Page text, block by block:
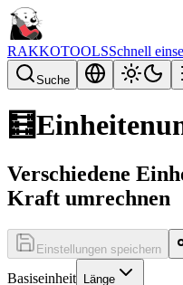
RAKKOTOOLSSchnell
Suche
🧮
Verschiedene
Kraft umrechnen
Einstellungen speichern
Basiseinheit Länge